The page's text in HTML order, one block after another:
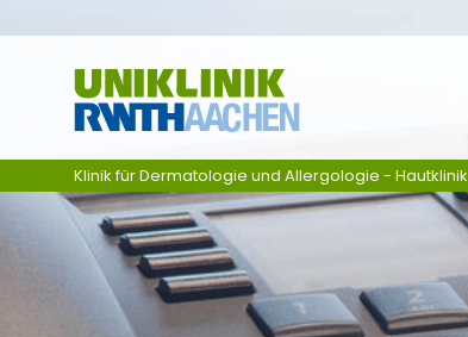
Klinik für Dermatologie und Allergologie - Hautklinik